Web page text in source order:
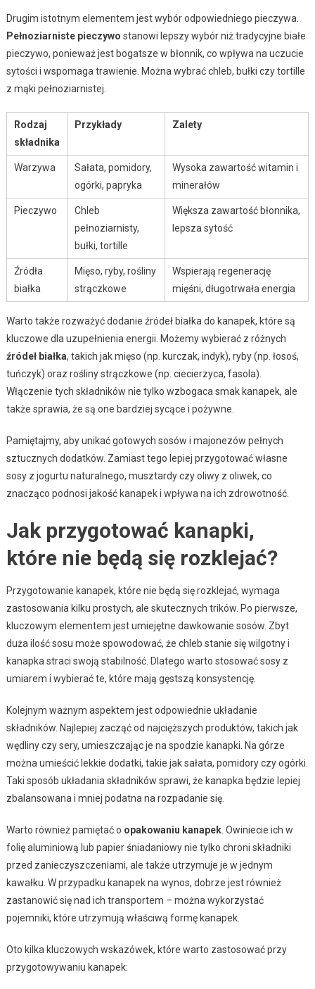
Drugim istotnym elementem jest wybór odpowiedniego pieczywa.
Pełnoziarniste pieczywo stanowi lepszy wybór niż tradycyjne białe
pieczywo, ponieważ jest bogatsze w błonnik, co wpływa na uczucie
sytości i wspomaga trawienie. Można wybrać chleb, bułki czy tortille
z mąki pełnoziarnistej.
Rodzaj
składnika
Przykłady Zalety
Warzywa
Sałata, pomidory,
ogórki, papryka
Wysoka zawartość witamin i
minerałów
Pieczywo
Chleb
pełnoziarnisty,
bułki, tortille
Większa zawartość błonnika,
lepsza sytość
Źródła
białka
Mięso, ryby, rośliny
strączkowe
Wspierają regenerację
mięśni, długotrwała energia
Warto także rozważyć dodanie źródeł białka do kanapek, które są
kluczowe dla uzupełnienia energii. Możemy wybierać z różnych
źródeł białka, takich jak mięso (np. kurczak, indyk), ryby (np. łosoś,
tuńczyk) oraz rośliny strączkowe (np. ciecierzyca, fasola).
Włączenie tych składników nie tylko wzbogaca smak kanapek, ale
także sprawia, że są one bardziej sycące i pożywne.
Pamiętajmy, aby unikać gotowych sosów i majonezów pełnych
sztucznych dodatków. Zamiast tego lepiej przygotować własne
sosy z jogurtu naturalnego, musztardy czy oliwy z oliwek, co
znacząco podnosi jakość kanapek i wpływa na ich zdrowotność.
Jak przygotować kanapki,
które nie będą się rozklejać?
Przygotowanie kanapek, które nie będą się rozklejać, wymaga
zastosowania kilku prostych, ale skutecznych trików. Po pierwsze,
kluczowym elementem jest umiejętne dawkowanie sosów. Zbyt
duża ilość sosu może spowodować, że chleb stanie się wilgotny i
kanapka straci swoją stabilność. Dlatego warto stosować sosy z
umiarem i wybierać te, które mają gęstszą konsystencję.
Kolejnym ważnym aspektem jest odpowiednie układanie
składników. Najlepiej zacząć od najcięższych produktów, takich jak
wędliny czy sery, umieszczając je na spodzie kanapki. Na górze
można umieścić lekkie dodatki, takie jak sałata, pomidory czy ogórki.
Taki sposób układania składników sprawi, że kanapka będzie lepiej
zbalansowana i mniej podatna na rozpadanie się.
Warto również pamiętać o opakowaniu kanapek. Owiniecie ich w
folię aluminiową lub papier śniadaniowy nie tylko chroni składniki
przed zanieczyszczeniami, ale także utrzymuje je w jednym
kawałku. W przypadku kanapek na wynos, dobrze jest również
zastanowić się nad ich transportem – można wykorzystać
pojemniki, które utrzymują właściwą formę kanapek.
Oto kilka kluczowych wskazówek, które warto zastosować przy
przygotowywaniu kanapek: